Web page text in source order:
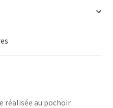
réalisée au pochoir.